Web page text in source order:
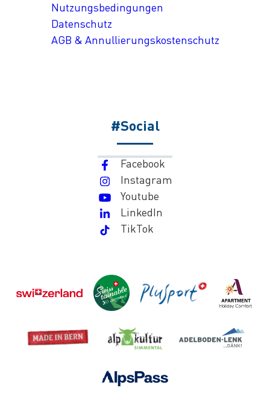
Nutzungsbedingungen
Datenschutz
AGB & Annullierungskostenschutz
#Social
Facebook
Instagram
Youtube
LinkedIn
TikTok